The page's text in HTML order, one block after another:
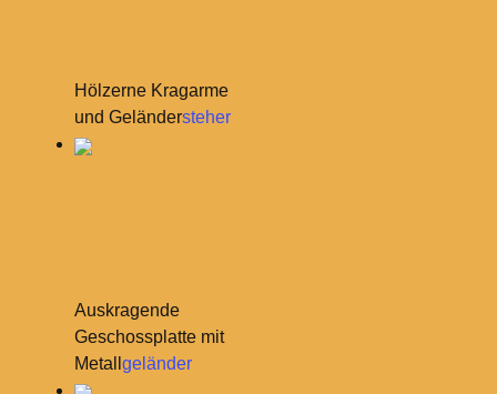
Hölzerne Kragarme
und Geländersteher
Auskragende
Geschossplatte mit
Metall geländer